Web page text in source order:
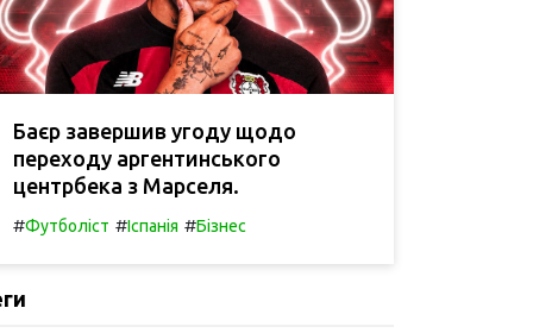
Баєр завершив угоду щодо
переходу аргентинського
центрбека з Марселя.
#Футболіст #Іспанія #Бізнес